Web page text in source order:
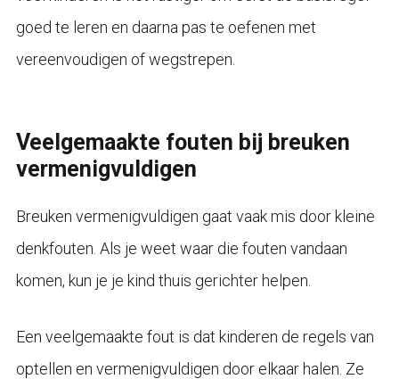
goed te leren en daarna pas te oefenen met
vereenvoudigen of wegstrepen.
Veelgemaakte fouten bij breuken
vermenigvuldigen
Breuken vermenigvuldigen gaat vaak mis door kleine
denkfouten. Als je weet waar die fouten vandaan
komen, kun je je kind thuis gerichter helpen.
Een veelgemaakte fout is dat kinderen de regels van
optellen en vermenigvuldigen door elkaar halen. Ze